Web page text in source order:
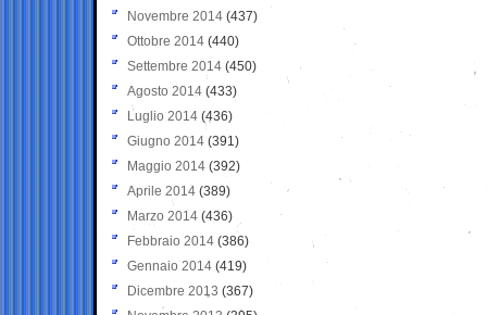
Novembre 2014 (437)
Ottobre 2014 (440)
Settembre 2014 (450)
Agosto 2014 (433)
Luglio 2014 (436)
Giugno 2014 (391)
Maggio 2014 (392)
Aprile 2014 (389)
Marzo 2014 (436)
Febbraio 2014 (386)
Gennaio 2014 (419)
Dicembre 2013 (367)